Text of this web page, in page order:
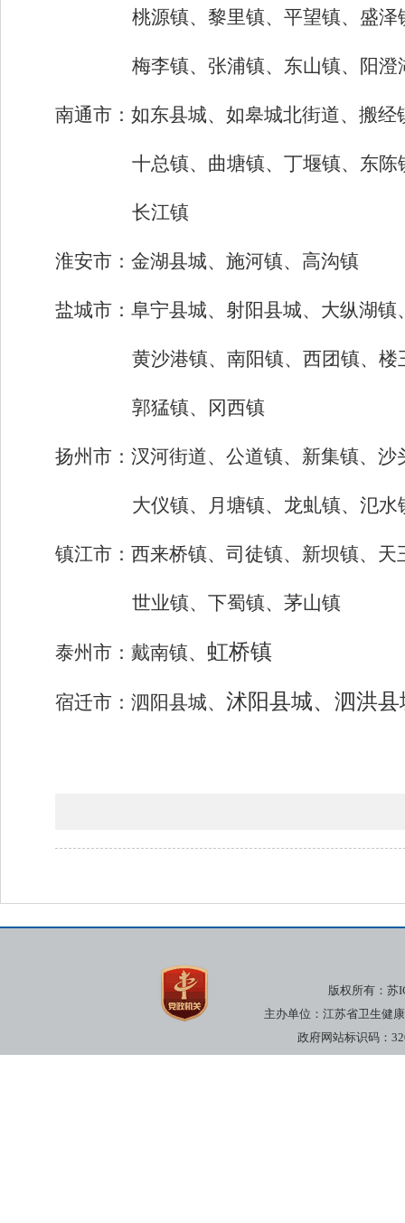
桃源镇、黎里镇、平望镇、盛泽
梅李镇、张浦镇、东山镇、阳澄
南通市 ：如东县城、如皋城北街道、搬
十总镇、曲塘镇、丁堰镇、东陈
长江镇
淮安市： 金湖县城、施河镇、高沟镇
盐城市： 阜宁县城、射阳县城、大纵湖镇
黄沙港镇、南阳镇、西团镇、楼
郭猛镇、冈西镇
扬州市： 汊河街道、公道镇、新集镇、沙
大仪镇、月塘镇、龙虬镇、氾水
镇江市： 西来桥镇、司徒镇、新坝镇、天
世业镇、下蜀镇、茅山镇
泰州市： 戴南镇、 虹桥镇
宿迁市： 泗阳县城、 沭阳县城、泗洪
版权所有：苏
主办单位：江苏省卫生健
政府网站标识码：